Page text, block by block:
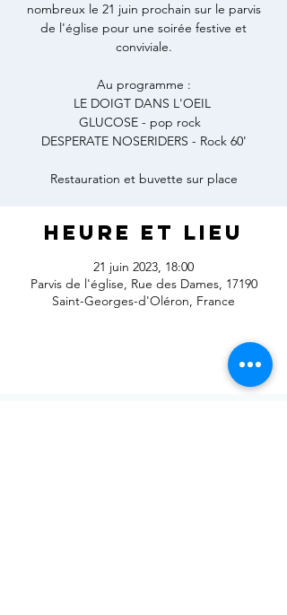
nombreux le 21 juin prochain sur le parvis
de l'église pour une soirée festive et
conviviale.
Au programme :
LE DOIGT DANS L'OEIL
GLUCOSE - pop rock
DESPERATE NOSERIDERS - Rock 60'
Restauration et buvette sur place
Heure et lieu
21 juin 2023, 18:00
Parvis de l'église, Rue des Dames, 17190
Saint-Georges-d'Oléron, France